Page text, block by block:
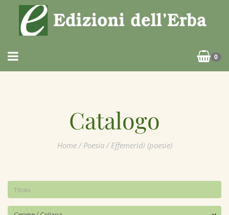
0
Catalogo
Home/ Poesia/ Effemeridi (poesie)